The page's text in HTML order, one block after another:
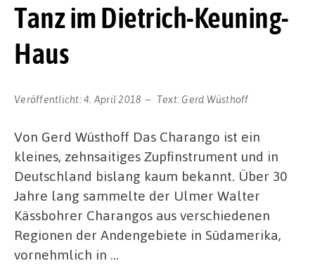
Tanz im Dietrich-Keuning-
Haus
Veröffentlicht:4. April 2018 Text:Gerd Wüsthoff
Von Gerd Wüsthoff Das Charango ist ein
kleines, zehnsaitiges Zupfinstrument und in
Deutschland bislang kaum bekannt. Über 30
Jahre lang sammelte der Ulmer Walter
Kässbohrer Charangos aus verschiedenen
Regionen der Andengebiete in Südamerika,
vornehmlich in …